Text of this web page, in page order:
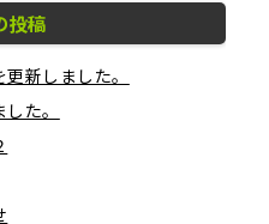
投稿
新しました。
た。